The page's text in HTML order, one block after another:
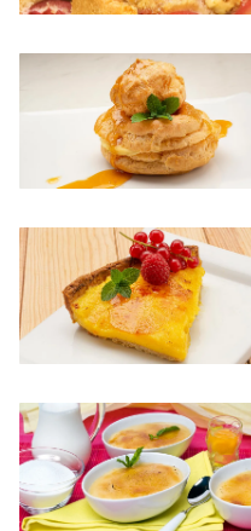
iniciar sesión con
INICIAR SESIÓN